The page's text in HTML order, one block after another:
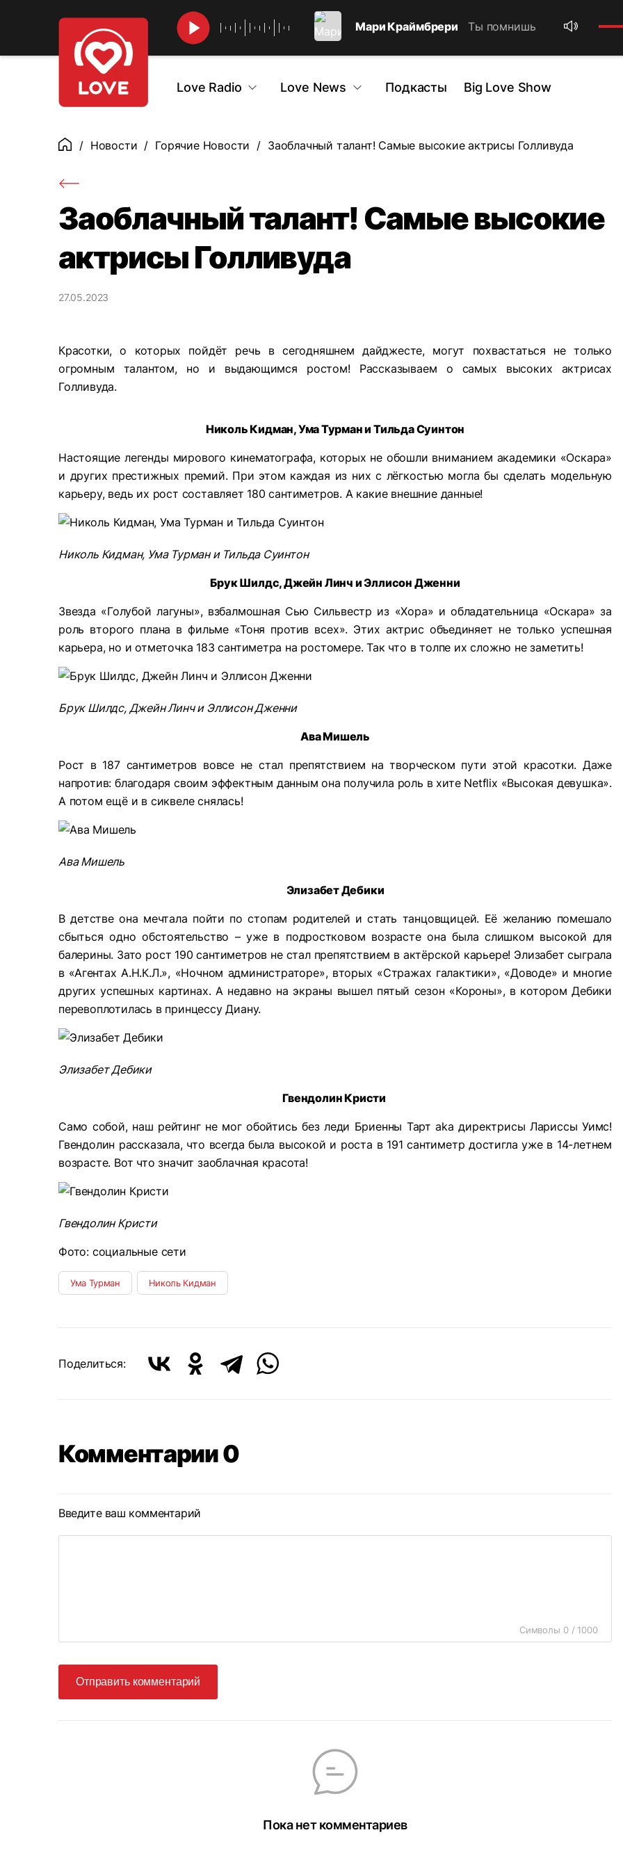
Мари Краймбрери Ты помнишь
Love Radio Love News Подкасты Big Love Show
ГлавнаяНовости Горячие Новости Заоблачный талант! Самые высокие актрисы Голливуда
Заоблачный талант! Самые высокие
актрисы Голливуда
27.05.2023
Красотки, о которых пойдёт речь в сегодняшнем дайджесте, могут похвастаться не только
огромным талантом, но и выдающимся ростом! Рассказываем о самых высоких актрисах
Голливуда.
Николь Кидман, Ума Турман и Тильда Суинтон
Настоящие легенды мирового кинематографа, которых не обошли вниманием академики «Оскара»
и других престижных премий. При этом каждая из них с лёгкостью могла бы сделать модельную
карьеру, ведь их рост составляет 180 сантиметров. А какие внешние данные!
Николь Кидман, Ума Турман и Тильда Суинтон
Брук Шилдс, Джейн Линч и Эллисон Дженни
Звезда «Голубой лагуны», взбалмошная Сью Сильвестр из «Хора» и обладательница «Оскара» за
роль второго плана в фильме «Тоня против всех». Этих актрис объединяет не только успешная
карьера, но и отметочка 183 сантиметра на ростомере. Так что в толпе их сложно не заметить!
Брук Шилдс, Джейн Линч и Эллисон Дженни
Ава Мишель
Рост в 187 сантиметров вовсе не стал препятствием на творческом пути этой красотки. Даже
напротив: благодаря своим эффектным данным она получила роль в хите Netflix «Высокая девушка».
А потом ещё и в сиквеле снялась!
Ава Мишель
Элизабет Дебики
В детстве она мечтала пойти по стопам родителей и стать танцовщицей. Её желанию помешало
сбыться одно обстоятельство – уже в подростковом возрасте она была слишком высокой для
балерины. Зато рост 190 сантиметров не стал препятствием в актёрской карьере! Элизабет сыграла
в «Агентах А.Н.К.Л.», «Ночном администраторе», вторых «Стражах галактики», «Доводе» и многие
других успешных картинах. А недавно на экраны вышел пятый сезон «Короны», в котором Дебики
перевоплотилась в принцессу Диану.
Элизабет Дебики
Гвендолин Кристи
Само собой, наш рейтинг не мог обойтись без леди Бриенны Тарт aka директрисы Лариссы Уимс!
Гвендолин рассказала, что всегда была высокой и роста в 191 сантиметр достигла уже в 14-летнем
возрасте. Вот что значит заоблачная красота!
Гвендолин Кристи
Фото: социальные сети
Ума Турман Николь Кидман
Поделиться:
Комментарии 0
Введите ваш комментарий
Символы 0 / 1000
Отправить комментарий
Пока нет комментариев